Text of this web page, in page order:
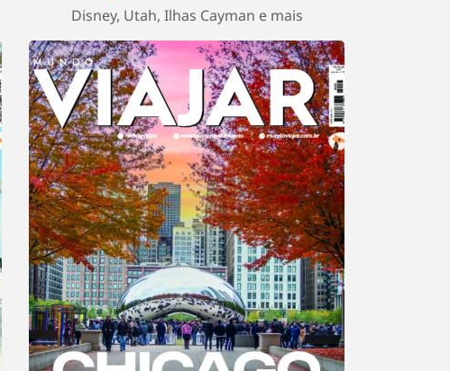
Disney, Utah, Ilhas Cayman e mais